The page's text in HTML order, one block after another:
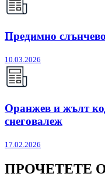
Предимно
10.03.2026
Оранжев и жълт
снеговалеж
17.02.2026
ПРОЧЕТЕТЕ